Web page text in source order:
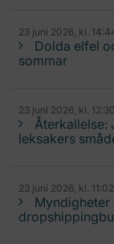
23 juni 2026, kl.
Dolda elfel
sommar
23 juni 2026, kl. 12:30
Återkallelse:
leksakers
23 juni 2026, kl. 11:02
Myndigheter